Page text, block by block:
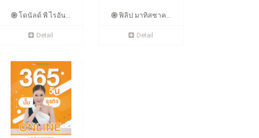
โดนัลด์ พี ไรอัน...
Detail
ฟิลิป มาทิสซาค...
Detail